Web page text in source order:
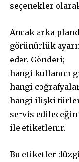
seçenekler
Ancak arka
görünürlük
eder. Gönderi;
hangi kullanıcı
hangi
hangi ilişki
servis
ile etiketlenir.
Bu etiketler